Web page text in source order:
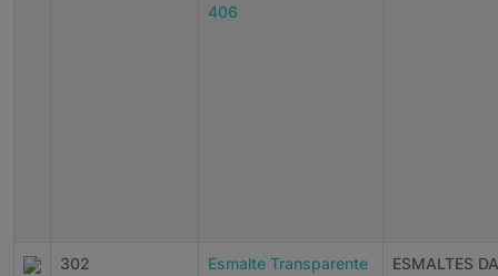
406
302
Esmalte Transparente
ESMALTES